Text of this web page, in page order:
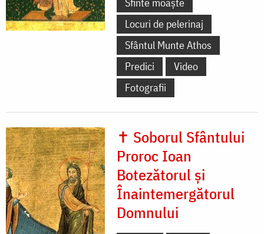
Locuri de pelerinaj
Sfântul Munte Athos
Predici
Video
Fotografii
✝ Soborul Sfântului
Proroc Ioan
Botezătorul și
Înaintemergătorul
Domnului